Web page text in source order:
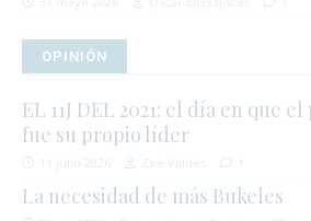
OPINIÓN
EL 11J DEL 2021: el día en que
fue su propio líder
La necesidad de más Bukeles